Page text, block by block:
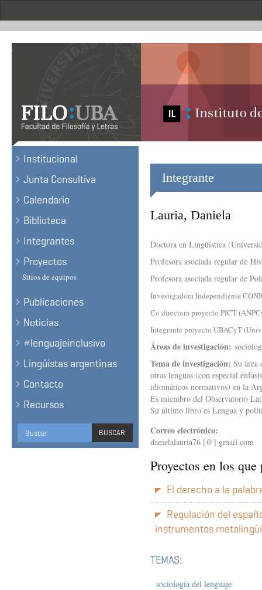
.
Institucional
Junta Consultiva
Calendario
Biblioteca
Integrantes
Proyectos
Sitios de equipos
Publicaciones
Noticias
#lenguajeinclusivo
Lingüistas argentinas
Contacto
Recursos
Formulario
de
BUSCAR
BUSCAR
Integrante
Lauria, Daniela
Doctora en Lingüística
Profesora asociada regular de
Profesora asociada regular de
Investigadora Independiente
Co directora proyecto PICT
Integrante proyecto UBACyT
Áreas de investigación:
Tema de investigación: Su área
otras lenguas (con especial
idiomáticos normativos) en la
Es miembro del Observatorio
Su último libro es Lengua y
Correo electrónico:
danielalauria76 [@] gmail.com
Proyectos en los
El derecho a la
Regulación del
instrumentos
TEMAS:
sociología del lenguaje